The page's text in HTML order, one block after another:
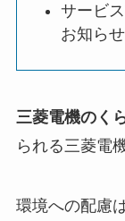
サービ
お知らせ
三菱電機のく
られる三菱電
環境への配慮